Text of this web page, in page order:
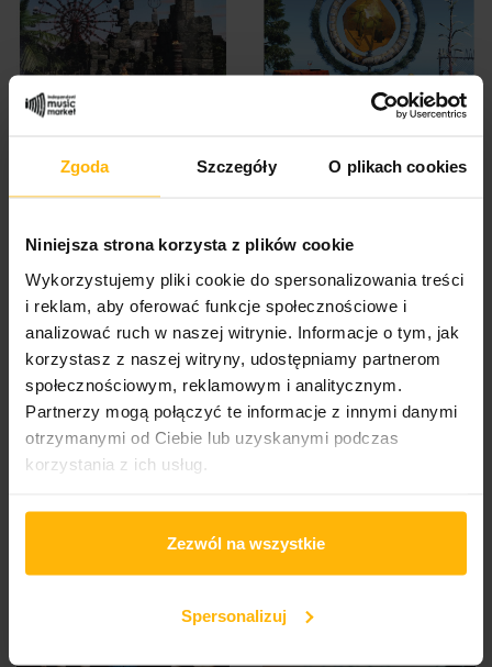
Zgoda Szczegóły O plikach cookies
Niniejsza strona korzysta z plików cookie
Wykorzystujemy pliki cookie do spersonalizowania treści
i reklam, aby oferować funkcje społecznościowe i
analizować ruch w naszej witrynie. Informacje o tym, jak
korzystasz z naszej witryny, udostępniamy partnerom
społecznościowym, reklamowym i analitycznym.
Partnerzy mogą połączyć te informacje z innymi danymi
otrzymanymi od Ciebie lub uzyskanymi podczas
korzystania z ich usług.
Zezwól na wszystkie
Spersonalizuj
(2CD)
(2CD)
(CD)
17,87 $